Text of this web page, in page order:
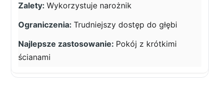
Wykorzystuje narożnik
Trudniejszy dostęp do głębi
Pokój z krótkimi
ścianami